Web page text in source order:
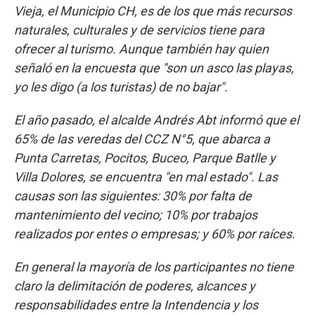
Vieja, el Municipio CH, es de los que más recursos
naturales, culturales y de servicios tiene para
ofrecer al turismo. Aunque también hay quien
señaló en la encuesta que "son un asco las playas,
yo les digo (a los turistas) de no bajar".
El año pasado, el alcalde Andrés Abt informó que el
65% de las veredas del CCZ N°5, que abarca a
Punta Carretas, Pocitos, Buceo, Parque Batlle y
Villa Dolores, se encuentra "en mal estado". Las
causas son las siguientes: 30% por falta de
mantenimiento del vecino; 10% por trabajos
realizados por entes o empresas; y 60% por raíces.
En general la mayoría de los participantes no tiene
claro la delimitación de poderes, alcances y
responsabilidades entre la Intendencia y los